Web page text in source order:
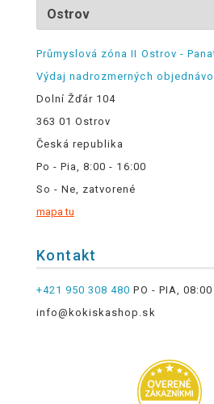
Průmyslová zóna II Ostrov -
Výdaj nadrozmerných
Dolní Žďár 104
363 01 Ostrov
Česká republika
Po - Pia, 8:00 - 16:00
So - Ne, zatvorené
mapa tu
Kontakt
+421 950 308 480 PO - PIA,
info@kokiskashop.sk